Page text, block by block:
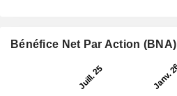
Bénéfice Net Par Action (BNA)